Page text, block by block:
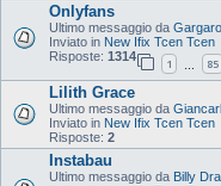
Onlyfans
Ultimo messaggio da
Inviato in New Ifix Tcen Tcen
Risposte: 1314
1 85
Lilith Grace
Ultimo messaggio da
Inviato in New Ifix Tcen Tcen
Risposte: 2
Instabau
Ultimo messaggio da Billy